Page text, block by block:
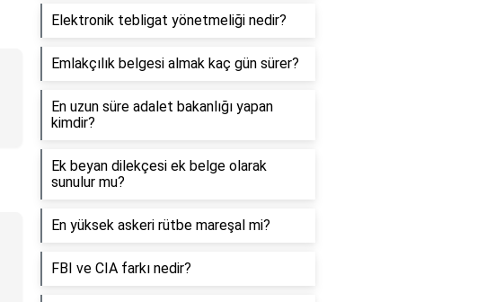
Elektronik tebligat yönetmeliği nedir?
Emlakçılık belgesi almak kaç gün sürer?
En uzun süre adalet bakanlığı yapan
kimdir?
Ek beyan dilekçesi ek belge olarak
sunulur mu?
En yüksek askeri rütbe mareşal mi?
FBI ve CIA farkı nedir?